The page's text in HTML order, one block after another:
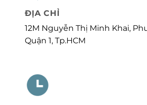
ĐỊA CHỈ
12M Nguyễn Thị Minh Khai,
Quận 1, Tp.HCM